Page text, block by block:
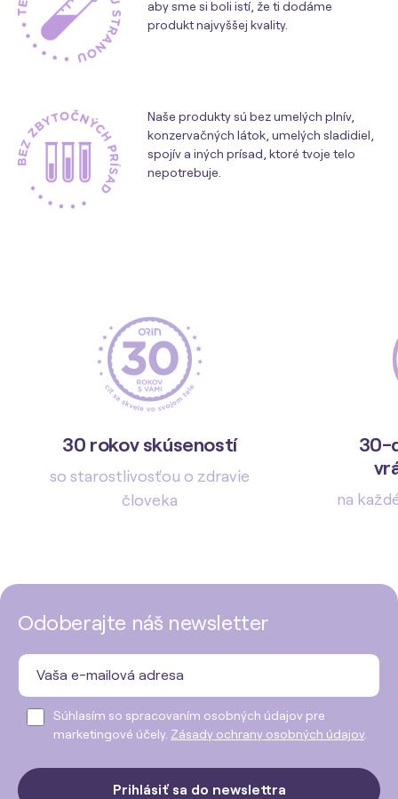
aby sme si boli istí, že ti dodáme
produkt najvyššej kvality.
Naše produkty sú bez umelých plnív,
konzervačných látok, umelých sladidiel,
spojív a iných prísad, ktoré tvoje telo
nepotrebuje.
30 rokov skúseností
so starostlivosťou o zdravie
človeka
30-
na
Odoberajte náš newsletter
Súhlasím so spracovaním osobných údajov pre
marketingové účely. Zásady ochrany osobných údajov.
Prihlásiť sa do newslettra